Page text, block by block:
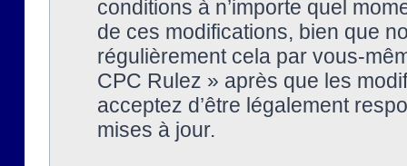
conditions à n’importe quel
de ces modifications, bien que
régulièrement cela par vous-
CPC Rulez » après que les
acceptez d’être légalement
mises à jour.